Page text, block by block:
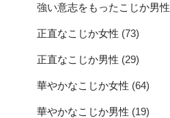
強い意志をもったこじか男性
正直なこじか女性 (73)
正直なこじか男性 (29)
華やかなこじか女性 (64)
華やかなこじか男性 (19)